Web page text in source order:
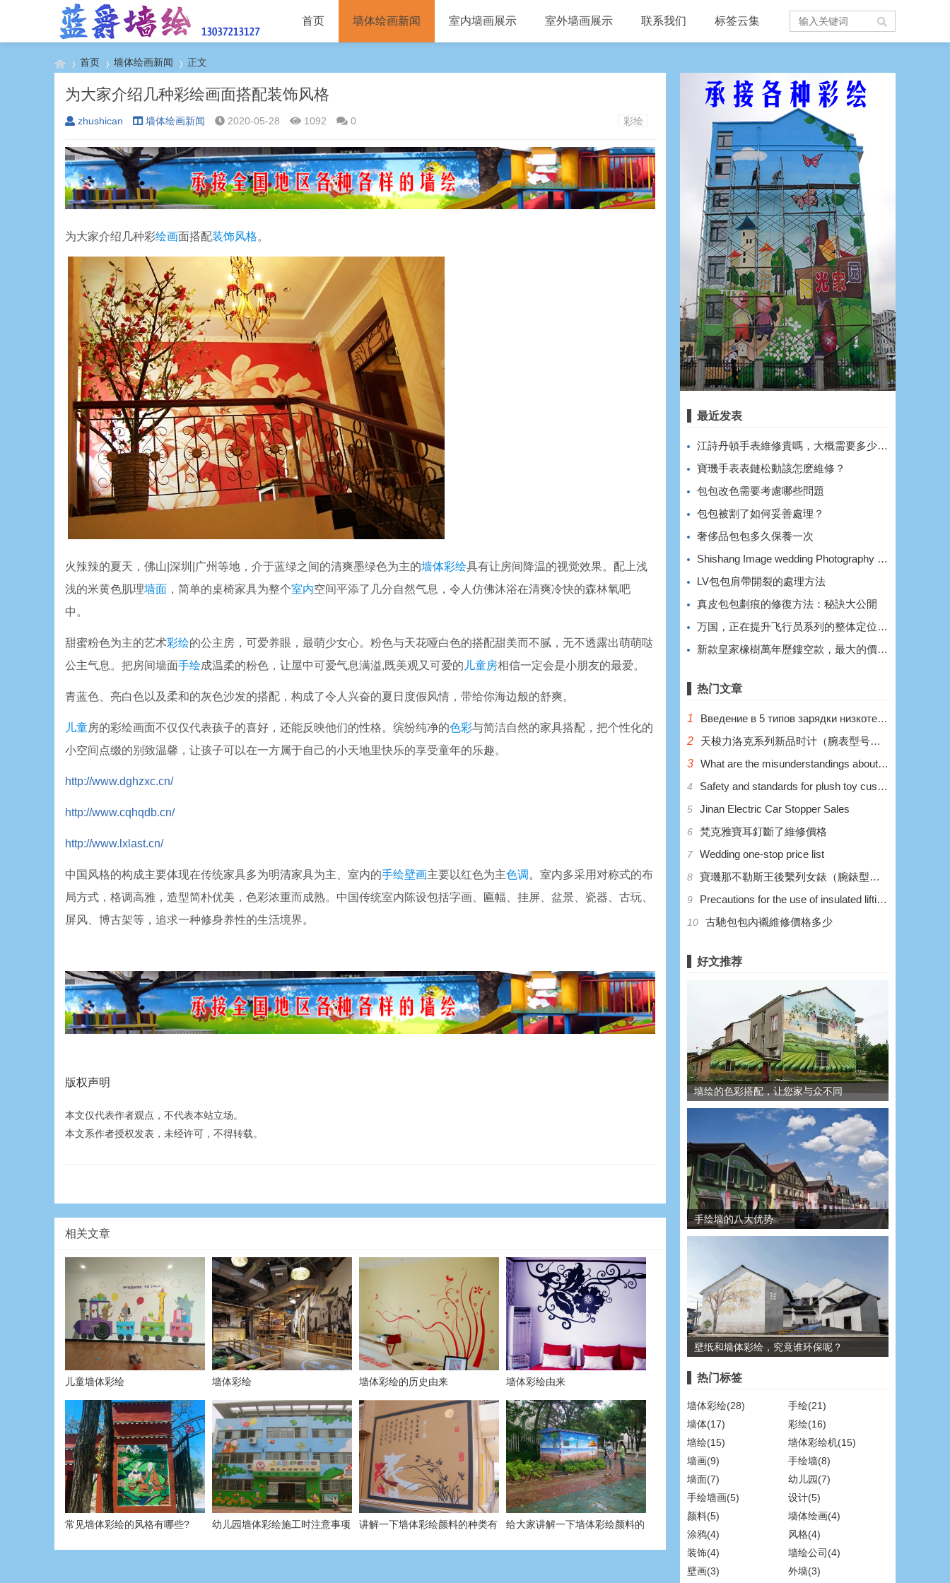
首页 墙体绘画新闻 室内墙画展示 室外墙画展示 联系我们 标签云集
›
首页
›
墙体绘画新闻
›
正文
为大家介绍几种彩绘画面搭配装饰风格
zhushican 墙体绘画新闻 2020-05-28 1092 0 彩绘
为大家介绍几种彩绘画面搭配装饰风格。
火辣辣的夏天，佛山|深圳|广州等地，介于蓝绿之间的清爽墨绿色为主的墙体彩绘具有让房间降温的视觉效果。配上浅
浅的米黄色肌理墙面 ，简单的桌椅家具为整个室内空间平添了几分自然气息，令人仿佛沐浴在清爽冷快的森林氧吧
中。
甜蜜粉色为主的艺术彩绘的公主房，可爱养眼，最萌少女心。粉色与天花哑白色的搭配甜美而不腻，无不透露出萌萌哒
公主气息。把房间墙面手绘成温柔的粉色，让屋中可爱气息满溢,既美观又可爱的 儿童房相信一定会是小朋友的最爱。
青蓝色、亮白色以及柔和的灰色沙发的搭配，构成了令人兴奋的夏日度假风情，带给你海边般的舒爽。
儿童房的彩绘画面不仅仅代表孩子的喜好，还能反映他们的性格。缤纷纯净的色彩与简洁自然的家具搭配，把个性化的
小空间点缀的别致温馨，让孩子可以在一方属于自己的小天地里快乐的享受童年的乐趣。
http://www.dghzxc.cn/
http://www.cqhqdb.cn/
http://www.lxlast.cn/
中国风格的构成主要体现在传统家具多为明清家具为主、室内的手绘壁画主要以红色为主色调。室内多采用对称式的布
局方式，格调高雅，造型简朴优美，色彩浓重而成熟。中国传统室内陈设包括字画、匾幅、挂屏、盆景、瓷器、古玩、
屏风、博古架等，追求一种修身养性的生活境界。
版权声明
本文仅代表作者观点，不代表本站立场。
本文系作者授权发表，未经许可，不得转载。
相关文章
儿童墙体彩绘 墙体彩绘 墙体彩绘的历史由来 墙体彩绘由来
常见墙体彩绘的风格有哪些?
幼儿园墙体彩绘施工时注意事项
讲解一下墙体彩绘颜料的种类有
给大家讲解一下墙体彩绘颜料的
最近发表
​江詩丹頓手表維修貴嗎，大概需要多少費用？
​寶璣手表表鏈松動該怎麽維修？
​包包改色需要考慮哪些問題
​包包被割了如何妥善處理？
​奢侈品包包多久保養一次
Shishang Image wedding Photography shooting style and effect
​LV包包肩帶開裂的處理方法
​真皮包包劃痕的修復方法：秘訣大公開
万国，正在提升飞行员系列的整体定位和价格。
新款皇家橡樹萬年歷鏤空款，最大的價值在於鏤空。
热门文章
1
Введение в 5 типов зарядки низкотемпературных литиевых аккумуляторов
2
天梭力洛克系列新品时计（腕表型号：T006.407.22.033.00）
3 What are the misunderstandings about the wrong charging of low-temperature lithium batteries?
4 Safety and standards for plush toy customization
5 Jinan Electric Car Stopper Sales
6 梵克雅寶耳釘斷了維修價格
7 Wedding one-stop price list
8 寶璣那不勒斯王後繫列女錶（腕錶型號：8928BB/5P/944 DD0D）
9 Precautions for the use of insulated lifting platform
10 ​古馳包包內襯維修價格多少
好文推荐
墙绘的色彩搭配，让您家与众不同
手绘墙的八大优势
壁纸和墙体彩绘，究竟谁环保呢？
热门标签
墙体彩绘(28)
手绘(21)
墙体(17)
彩绘(16)
墙绘(15)
墙体彩绘机(15)
墙画(9)
手绘墙(8)
墙面(7)
幼儿园(7)
手绘墙画(5)
设计(5)
颜料(5)
墙体绘画(4)
涂鸦(4)
风格(4)
装饰(4)
墙绘公司(4)
壁画(3)
外墙(3)